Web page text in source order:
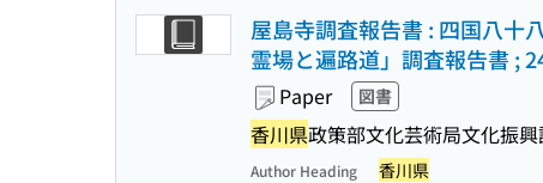
屋島寺調査報告書 : 四国八十
霊場と遍路道」調査報告書 ;
Paper 図書
香川県政策部文化芸術局文化振
Author Heading 香川県